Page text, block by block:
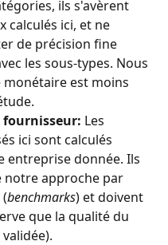
ils s'avèrent
calculés ici, et ne
de précision fine
les sous-types. Nous
est moins
fournisseur: Les
ici sont calculés
entreprise donnée. Ils
notre approche par
benchmarks) et doivent
que la qualité du